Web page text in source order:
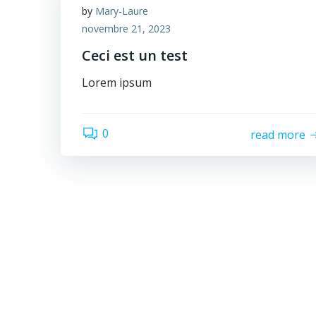
by Mary-Laure
novembre 21, 2023
Ceci est un test
Lorem ipsum
0 read more